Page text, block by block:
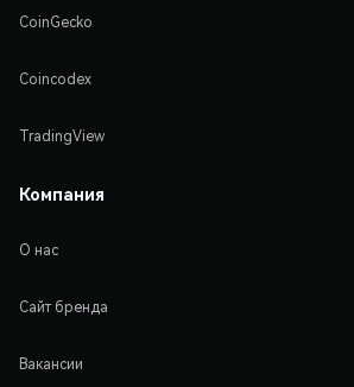
CoinGecko
Coincodex
TradingView
Компания
О нас
Сайт бренда
Вакансии